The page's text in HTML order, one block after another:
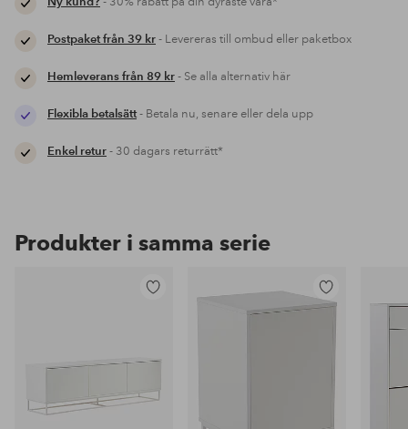
Postpaket från 39 kr- Levereras till ombud eller paketbox
Hemleverans från 89 kr- Se alla alternativ här
Flexibla betalsätt- Betala nu, senare eller dela upp
Enkel retur- 30 dagars returrätt*
Produkter i samma serie
Lägg